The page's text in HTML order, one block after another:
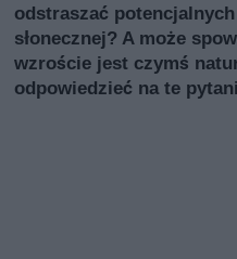
odstraszać
słonecznej? A może
wzroście jest czymś
odpowiedzieć na te